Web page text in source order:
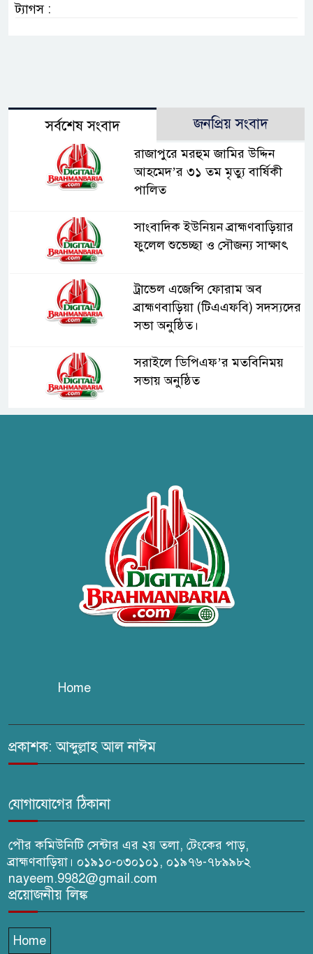
ট্যাগস :
সর্বশেষ সংবাদ জনপ্রিয় সংবাদ
রাজাপুরে মরহুম জামির উদ্দিন
আহমেদ’র ৩১ তম মৃত্যু বার্ষিকী
পালিত
সাংবাদিক ইউনিয়ন ব্রাহ্মণবাড়িয়ার
ফুলেল শুভেচ্ছা ও সৌজন্য সাক্ষাৎ
ট্রাভেল এজেন্সি ফোরাম অব
ব্রাহ্মণবাড়িয়া (টিএএফবি) সদস্যদের
সভা অনুষ্ঠিত।
সরাইলে ডিপিএফ’র মতবিনিময়
সভায় অনুষ্ঠিত
ব্রাহ্মণবাড়িয়ায় তরী বাংলাদেশের
উদ্যোগে বৃক্ষরোপণ ও গাছের চারা
বিতরণ।
কবি জয়দুল হোসেনের
‘পাখপাখালির মিলনমেলা’ গ্রন্থের
প্রকাশনা উৎসব
চুরির দায়ে সুলতানপুরের বোরহান
ঢেউ’র আহবায়ক সোহেল সদস্য
Home
প্রকাশক: আব্দুল্লাহ আল নাঈম
যোগাযোগের ঠিকানা
পৌর কমিউনিটি সেন্টার এর ২য় তলা, টেংকের পাড়,
ব্রাহ্মণবাড়িয়া। ০১৯১০-০৩০১০১, ০১৯৭৬-৭৮৯৯৮২
nayeem.9982@gmail.com
প্রয়োজনীয় লিঙ্ক
Home